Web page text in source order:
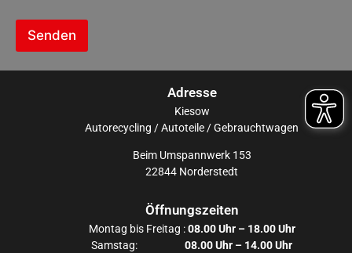
n
Senden
Adresse
Kiesow
Autorecycling / Autoteile / Gebrauchtwagen
Beim Umspannwerk 153
22844 Norderstedt
Öffnungszeiten
Montag bis Freitag :08.00 Uhr – 18.00 Uhr
Samstag: 08.00 Uhr – 14.00 Uhr